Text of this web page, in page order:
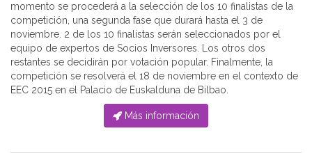
momento se procederá a la selección de los 10 finalistas de la
competición, una segunda fase que durará hasta el 3 de
noviembre. 2 de los 10 finalistas serán seleccionados por el
equipo de expertos de Socios Inversores. Los otros dos
restantes se decidirán por votación popular. Finalmente, la
competición se resolverá el 18 de noviembre en el contexto de
EEC 2015 en el Palacio de Euskalduna de Bilbao.
Más información